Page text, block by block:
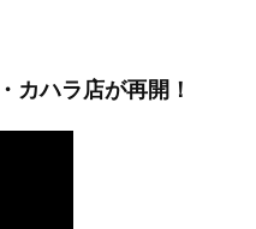
カハラ店が再開！